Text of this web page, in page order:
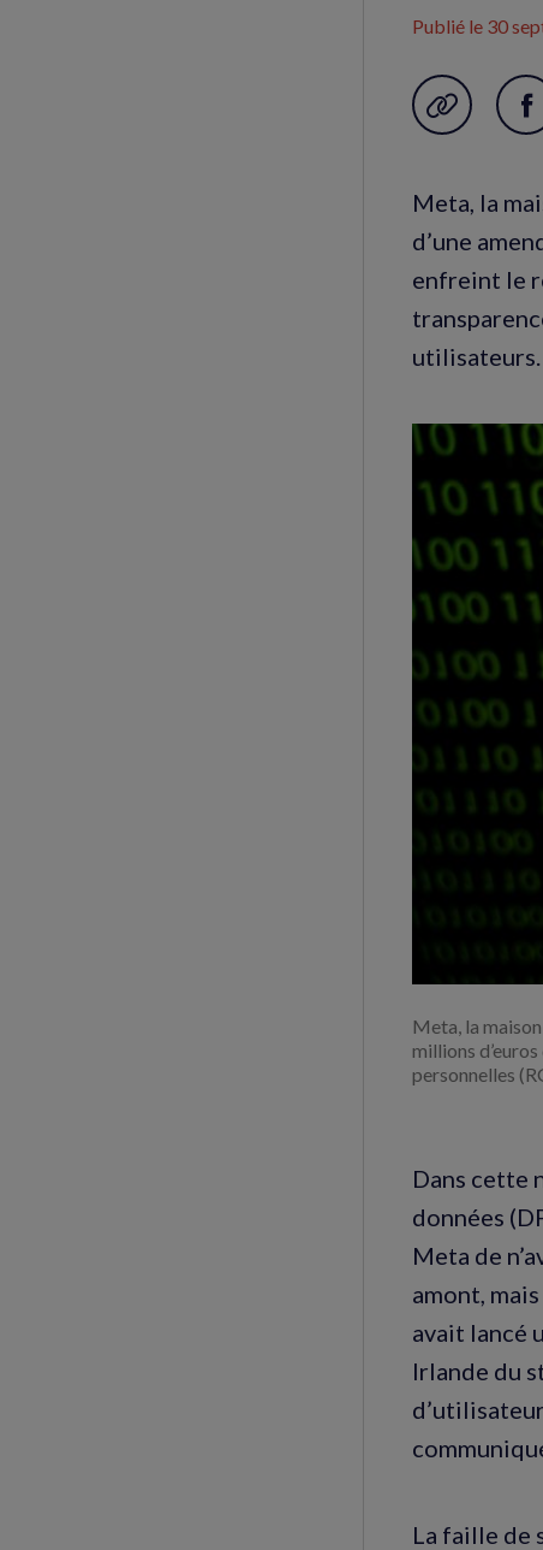
Publié le 30
Garder en
Meta, la
d’une
enfreint le
utilisateurs.
Meta, la
millions
personnelles
Dans cette
données
Meta de
amont,
avait lancé
Irlande du
La faille de